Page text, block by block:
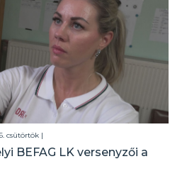
csütörtök |
BEFAG LK versenyzői a